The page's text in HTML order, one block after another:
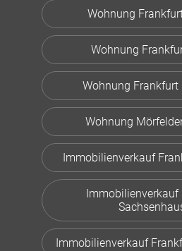
Wohnung
Wohnung
Wohnung Frankfurt
Wohnung
Immobilienverkauf
Immobilienverkauf
Immobilienverkauf